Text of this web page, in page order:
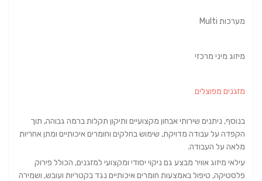
מערכות Multi
מיזוג מיני מרכזי
מזגנים מפוצלים
בנוסף, ניתנים שירותי אבחון מקצועיים ותיקון תקלות ברמה גבוהה, תוך
הקפדה על עבודה מדויקת, שימוש בחלקים וחומרים איכותיים ומתן אחריות
מלאה על העבודה.
עילאי מיזוג אוויר מבצע גם ניקוי יסודי ומקצועי למזגנים, הכולל פירוק
פלסטיקה, טיפול באמצעות חומרים איכותיים נגד בקטריות ועובש, ושמירה